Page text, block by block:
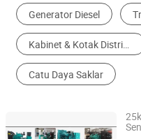
Generator Diesel
Kabinet & Kotak Distribusi Daya
Catu Daya Saklar
HUBEI WN INDUSTRY